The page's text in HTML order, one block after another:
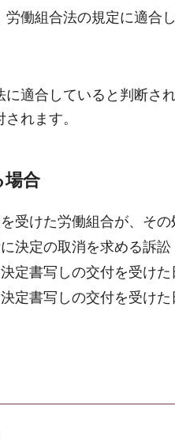
労働組合法の規定に適合
に適合していると判断さ
れます。
場合
受けた労働組合が、その
決定の取消を求める訴
定書写しの交付を受け
定書写しの交付を受け